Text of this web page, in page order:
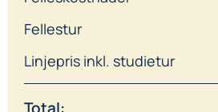
Fellestur
Linjepris inkl. studietur
Total: